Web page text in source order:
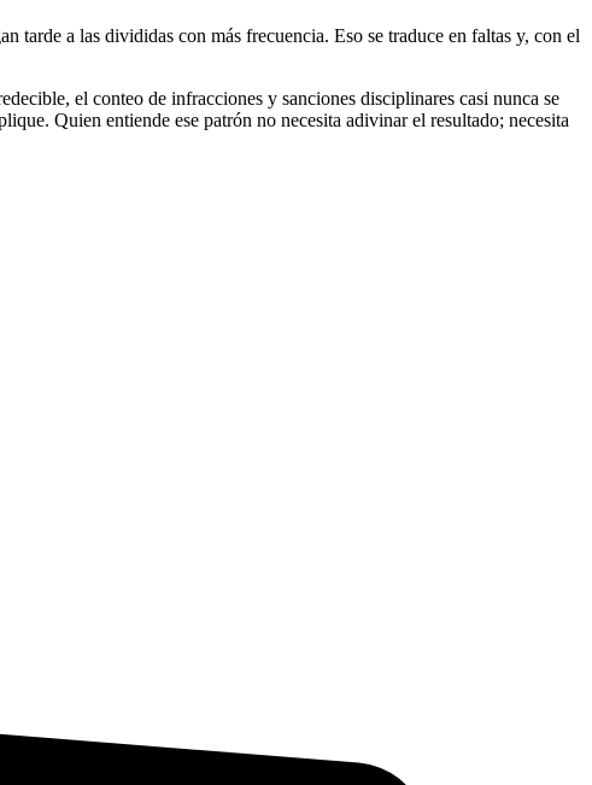
tarde a las divididas con más frecuencia. Eso se traduce en faltas y, con el
el conteo de infracciones y sanciones disciplinares casi nunca se
Quien entiende ese patrón no necesita adivinar el resultado; necesita